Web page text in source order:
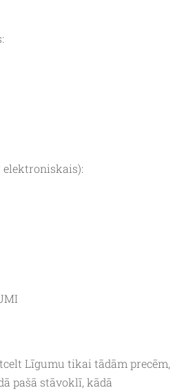
Līgumu tikai tādām precēm,
pašā stāvoklī, kādā